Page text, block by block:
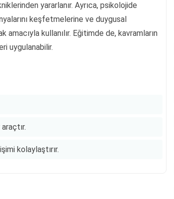
yararlanır. Ayrıca, psikolojide
keşfetmelerine ve duygusal
amacıyla kullanılır. Eğitimde de, kavramların
uygulanabilir.
kolaylaştırır.